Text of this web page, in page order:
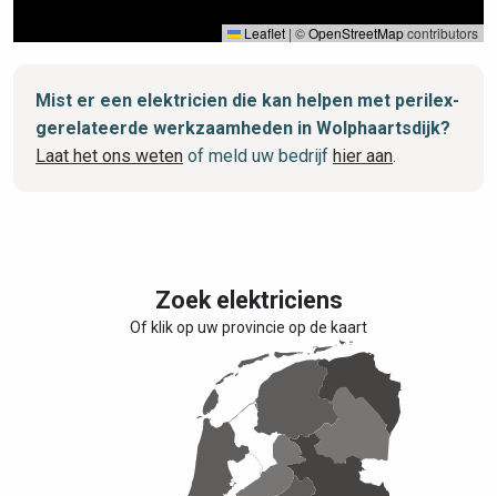
Leaflet | ©OpenStreetMapcontributors
Mist er een elektricien die kan helpen met perilex-
gerelateerde werkzaamheden in Wolphaartsdijk?
Laat het ons weten of meld uw bedrijf hier aan.
Zoek elektriciens
Of klik op uw provincie op de kaart